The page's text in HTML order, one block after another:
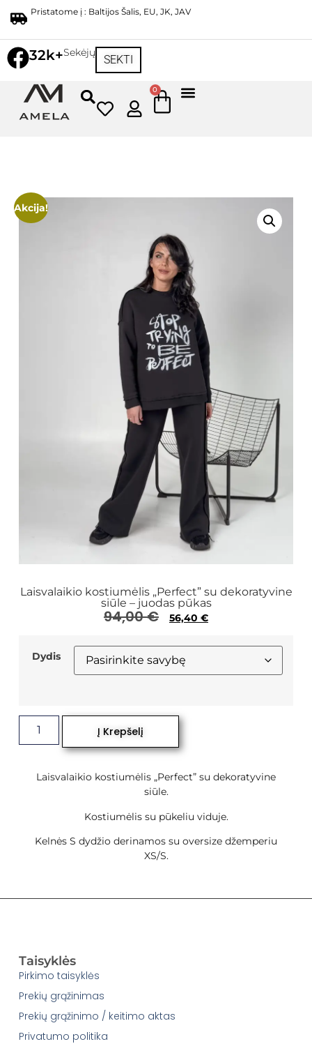
Pristatome į : Baltijos Šalis, EU, JK, JAV
32k+Sekėjų
SEKTI
0
Laisvalaikio kostiumėlis „Perfect” su dekoratyvine
siūle – juodas pūkas
Laisvalaikio kostiumėlis „Perfect” su dekoratyvine
siūle.
Kostiumėlis su pūkeliu viduje.
Kelnės S dydžio derinamos su oversize džemperiu
XS/S.
94,00€ 56,40 €
Dydis
Į Krepšelį
Akcija!
Taisyklės
Pirkimo taisyklės
Prekių grąžinimas
Prekių grąžinimo / keitimo aktas
Privatumo politika